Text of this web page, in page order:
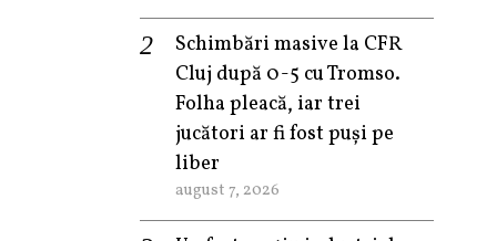
Schimbări masive la CFR
Cluj după 0-5 cu Tromso.
Folha pleacă, iar trei
jucători ar fi fost puși pe
liber
august 7, 2026